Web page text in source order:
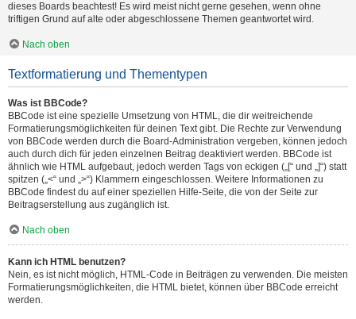
dieses Boards beachtest! Es wird meist nicht gerne gesehen, wenn ohne
triftigen Grund auf alte oder abgeschlossene Themen geantwortet wird.
Nach oben
Textformatierung und Thementypen
Was ist BBCode?
BBCode ist eine spezielle Umsetzung von HTML, die dir weitreichende
Formatierungsmöglichkeiten für deinen Text gibt. Die Rechte zur Verwendung
von BBCode werden durch die Board-Administration vergeben, können jedoch
auch durch dich für jeden einzelnen Beitrag deaktiviert werden. BBCode ist
ähnlich wie HTML aufgebaut, jedoch werden Tags von eckigen („[“ und „]“) statt
spitzen („<“ und „>“) Klammern eingeschlossen. Weitere Informationen zu
BBCode findest du auf einer speziellen Hilfe-Seite, die von der Seite zur
Beitragserstellung aus zugänglich ist.
Nach oben
Kann ich HTML benutzen?
Nein, es ist nicht möglich, HTML-Code in Beiträgen zu verwenden. Die meisten
Formatierungsmöglichkeiten, die HTML bietet, können über BBCode erreicht
werden.